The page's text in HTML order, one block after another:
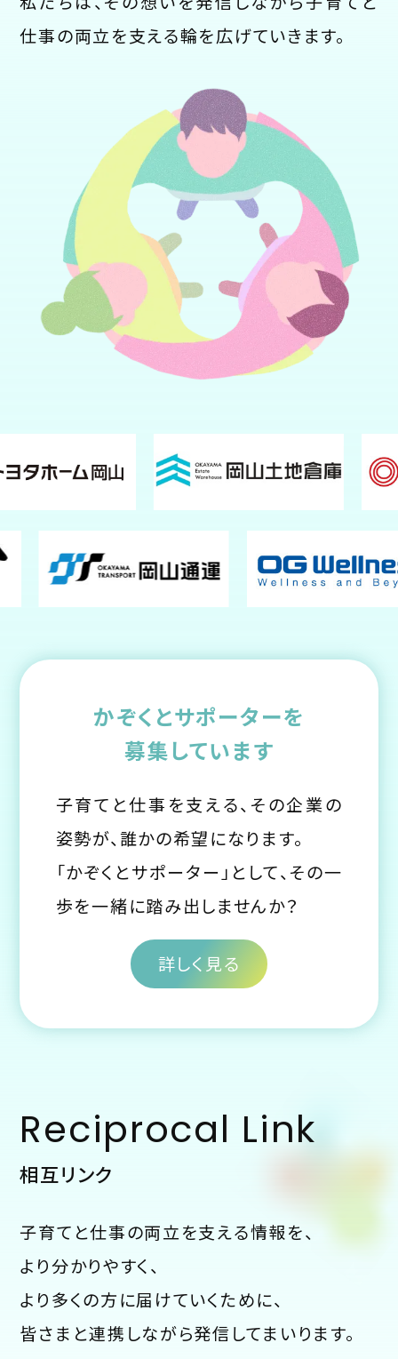
仕事の両立を支える輪を広げていきます。
かぞくとサポーターを
募集しています
子育てと仕事を支える、その企業の
姿勢が、誰かの希望になります。
「かぞくとサポーター」として、その一
歩を一緒に踏み出しませんか？
詳しく見る
Reciprocal Link
相互リンク
子育てと仕事の両立を支える情報を、
より分かりやすく、
より多くの方に届けていくために、
皆さまと連携しながら発信してまいります。